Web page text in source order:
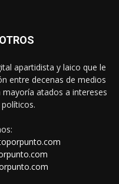
apartidista y laico que le
entre decenas de medios
atados a intereses